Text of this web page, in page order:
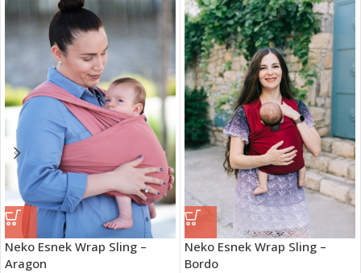
Neko Esnek Wrap Sling –
Aragon
Neko Esnek Wrap Sling –
Bordo